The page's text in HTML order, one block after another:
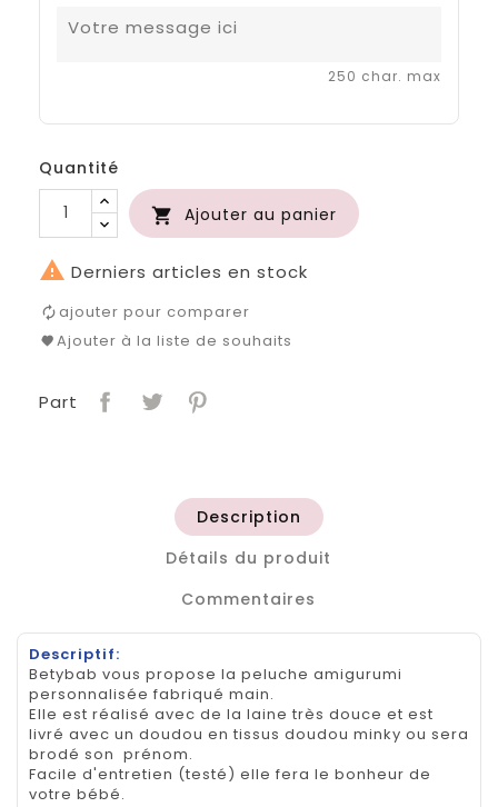
250 char. max
Quantité
 Ajouter au panier
 Derniers articles en stock
ajouter pour comparer
Ajouter à la liste de souhaits
Part
Description
Détails du produit
Commentaires
Descriptif:
Betybab vous propose la peluche amigurumi
personnalisée fabriqué main.
Elle est réalisé avec de la laine très douce et est
livré avec un doudou en tissus doudou minky ou sera
brodé son prénom.
Facile d'entretien (testé) elle fera le bonheur de
votre bébé.